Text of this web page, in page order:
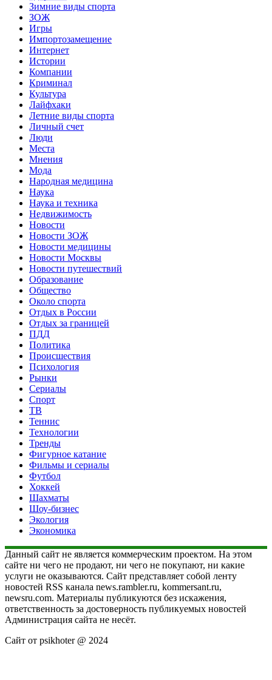
Зимние виды спорта
ЗОЖ
Игры
Импортозамещение
Интернет
Истории
Компании
Криминал
Культура
Лайфхаки
Летние виды спорта
Личный счет
Люди
Места
Мнения
Мода
Народная медицина
Наука
Наука и техника
Недвижимость
Новости
Новости ЗОЖ
Новости медицины
Новости Москвы
Новости путешествий
Образование
Общество
Около спорта
Отдых в России
Отдых за границей
ПДД
Политика
Происшествия
Психология
Рынки
Сериалы
Спорт
ТВ
Теннис
Технологии
Тренды
Фигурное катание
Фильмы и сериалы
Футбол
Хоккей
Шахматы
Шоу-бизнес
Экология
Экономика
Данный сайт не является коммерческим проектом. На этом
сайте ни чего не продают, ни чего не покупают, ни какие
услуги не оказываются. Сайт представляет собой ленту
новостей RSS канала news.rambler.ru, kommersant.ru,
newsru.com. Материалы публикуются без искажения,
ответственность за достоверность публикуемых новостей
Администрация сайта не несёт.
Сайт от psikhoter @ 2024